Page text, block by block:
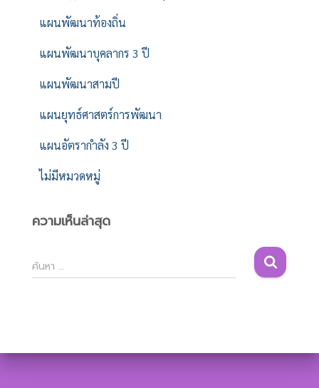
แผนพัฒนาท้องถิ่น
แผนพัฒนาบุคลากร 3 ปี
แผนพัฒนาสามปี
แผนยุทธ์ศาสตร์การพัฒนา
แผนอัตรากำลัง 3 ปี
ไม่มีหมวดหมู่
ความเห็นล่าสุด
ค้
น
ห
ค้นหา …